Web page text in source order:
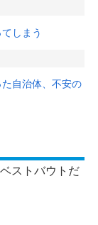
しまう
た自治体、不安の
ストバウトだ